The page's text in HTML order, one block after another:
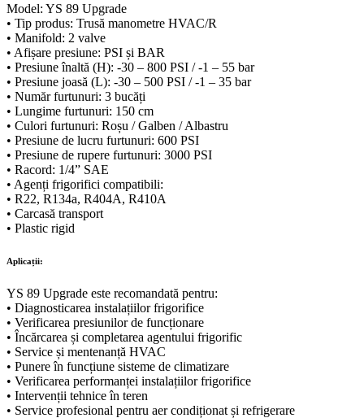
Model: YS 89 Upgrade
• Tip produs: Trusă manometre HVAC/R
• Manifold: 2 valve
• Afișare presiune: PSI și BAR
• Presiune înaltă (H): -30 – 800 PSI / -1 – 55 bar
• Presiune joasă (L): -30 – 500 PSI / -1 – 35 bar
• Număr furtunuri: 3 bucăți
• Lungime furtunuri: 150 cm
• Culori furtunuri: Roșu / Galben / Albastru
• Presiune de lucru furtunuri: 600 PSI
• Presiune de rupere furtunuri: 3000 PSI
• Racord: 1/4” SAE
• Agenți frigorifici compatibili:
• R22, R134a, R404A, R410A
• Carcasă transport
• Plastic rigid
Aplicații:
YS 89 Upgrade este recomandată pentru:
• Diagnosticarea instalațiilor frigorifice
• Verificarea presiunilor de funcționare
• Încărcarea și completarea agentului frigorific
• Service și mentenanță HVAC
• Punere în funcțiune sisteme de climatizare
• Verificarea performanței instalațiilor frigorifice
• Intervenții tehnice în teren
• Service profesional pentru aer condiționat și refrigerare